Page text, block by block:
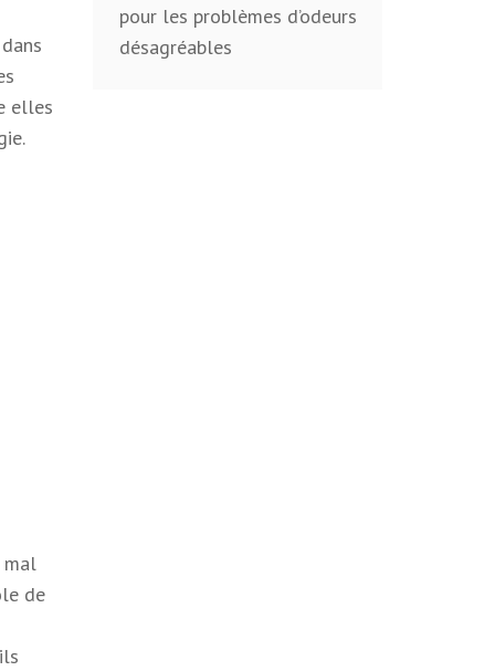
elles
mal
de
pour les problèmes d’odeurs
désagréables